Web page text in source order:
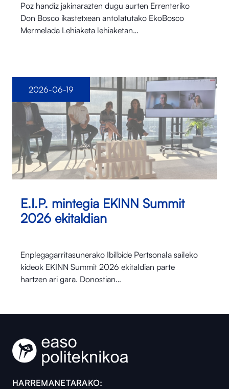
Poz handiz jakinarazten dugu aurten Errenteriko
Don Bosco ikastetxean antolatutako EkoBosco
Mermelada Lehiaketa lehiaketan…
E.I.P. mintegia EKINN Summit
2026 ekitaldian
Enplegagarritasunerako Ibilbide Pertsonala saileko
kideok EKINN Summit 2026 ekitaldian parte
hartzen ari gara. Donostian…
2026-06-19
HARREMANETARAKO: